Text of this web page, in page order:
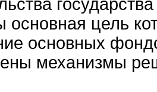
основная цель
основных
механизмы